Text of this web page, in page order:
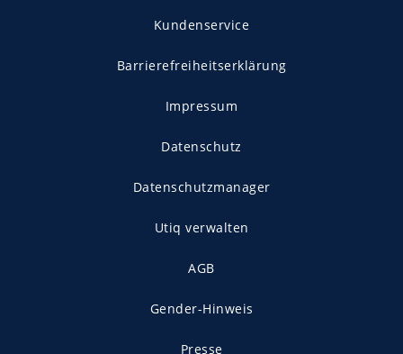
Kundenservice
Barrierefreiheitserklärung
Impressum
Datenschutz
Datenschutzmanager
Utiq verwalten
AGB
Gender-Hinweis
Presse